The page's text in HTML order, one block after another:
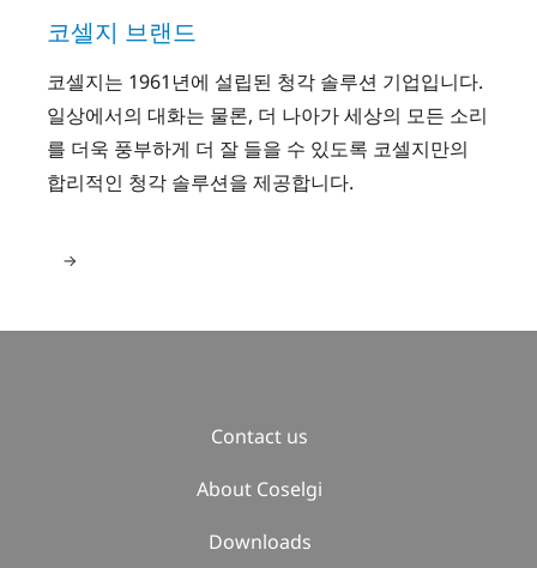
코셀지 브랜드
코셀지는 1961년에 설립된 청각 솔루션 기업입니다.
일상에서의 대화는 물론, 더 나아가 세상의 모든 소리
를 더욱 풍부하게 더 잘 들을 수 있도록 코셀지만의
합리적인 청각 솔루션을 제공합니다.
Contact us
About Coselgi
Downloads